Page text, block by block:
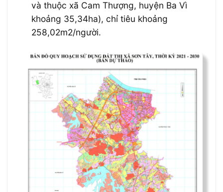
và thuộc xã Cam Thượng, huyện Ba Vì
khoảng 35,34ha), chỉ tiêu khoảng
258,02m2/người.